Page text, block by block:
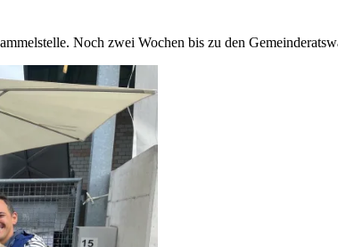
Noch zwei Wochen bis zu den